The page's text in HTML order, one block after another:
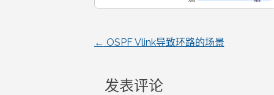
文
章
← OSPF Vlink导致环路的场景
发表评论